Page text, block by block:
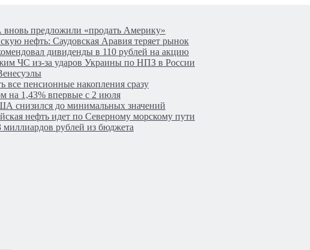
предложили «продать Америку»
нефть: Саудовская Аравия теряет рынок
дивиденды в 110 рублей на акцию
ЧС из-за ударов Украины по НПЗ в России
все пенсионные накопления сразу
на 1,43% впервые с 2 июля
снизился до минимальных значений
нефть идет по Северному морскому пути
рублей из бюджета